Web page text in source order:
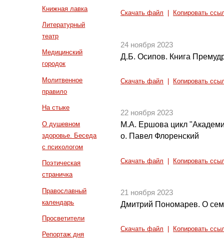
Книжная лавка
Литературный
театр
Медицинский
городок
Молитвенное
правило
На стыке
О душевном
здоровье. Беседа
с психологом
Поэтическая
страничка
Православный
календарь
Просветители
Репортаж дня
Скачать файл Копировать
24 ноября 2023
Д.Б. Осипов. Книга
Скачать файл Копировать
22 ноября 2023
М.А. Ершова цикл
о. Павел Флоренский
Скачать файл Копировать
21 ноября 2023
Дмитрий Пономарев. О
Скачать файл Копировать